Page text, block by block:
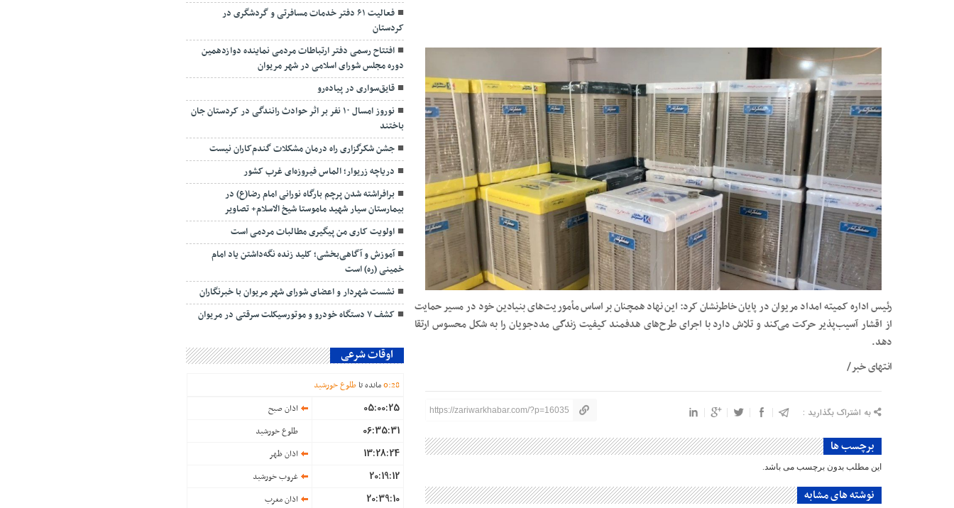
رئیس اداره کمیته امداد مریوان در پایان خاطرنشان کرد: این نهاد همچنان بر اساس مأموریت‌های بنیادین خود در مسیر حمایت
از اقشار آسیب‌پذیر حرکت می‌کند و تلاش دارد با اجرای طرح‌های هدفمند کیفیت زندگی مددجویان را به شکل محسوس ارتقا
دهد.
انتهای خبر/
به اشتراک بگذارید : https://zariwarkhabar.com/?p=16035
برچسب ها
این مطلب بدون برچسب می باشد.
نوشته های مشابه
فعالیت ۶۱ دفتر خدمات مسافرتی و گردشگری در
کردستان
افتتاح رسمی دفتر ارتباطات مردمی نماینده دوازدهمین
دوره مجلس شورای اسلامی در شهر مریوان
قایق‌سواری در پیاده‌رو
نوروز امسال ۱۰ نفر بر اثر حوادث رانندگی در کردستان جان
باختند
جشن شکرگزاری راه درمان مشکلات گندم‌کاران نیست
دریاچه زریوار؛ الماس فیروزه‌ای غرب کشور
برافراشته شدن پرچم بارگاه نورانی امام رضا(ع) در
بیمارستان سیار شهید ماموستا شیخ الاسلام+ تصاویر
اولویت کاری من پیگیری مطالبات مردمی است
آموزش و آگاهی‌بخشی؛ کلید زنده نگه‌داشتن یاد امام
خمینی (ره) است
نشست شهردار و اعضای شورای شهر مریوان با خبرنگاران
کشف ۷ دستگاه خودرو و موتورسیکلت سرقتی در مریوان
اوقات شرعی
0:28 مانده تاطلوع خورشید
05:00:25 اذان صبح
06:35:31 طلوع خورشید
13:28:24 اذان ظهر
20:19:12 غروب خورشید
20:39:10
اذان مغرب